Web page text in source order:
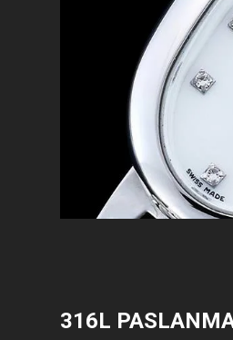
316L